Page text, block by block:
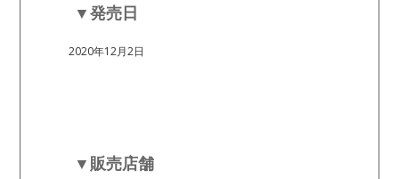
▼発売日
2020年12月2日
▼販売店舗